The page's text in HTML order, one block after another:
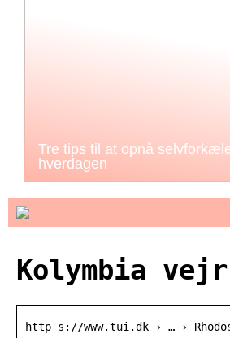
Tre tips til at opnå
hverdagen
Kolymbia vejr
http s://www.tui.dk › … ›